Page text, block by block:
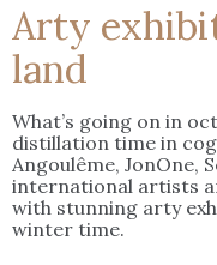
Arty
land
What’s going on in
distillation time in
Angoulême, JonOne,
international artists
with stunning arty
winter time.